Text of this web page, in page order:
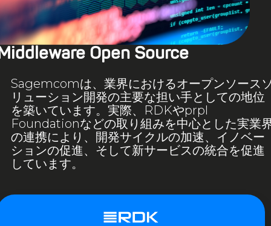
Open Source
Sagemcomは、業界におけるオープンソース
リューション開発の主要な担い手としての地位
を築いています。実際、RDKやprpl
Foundationなどの取り組みを中心とした実業
の連携により、開発サイクルの加速、イノベー
ションの促進、そして新サービスの統合を促進
しています。